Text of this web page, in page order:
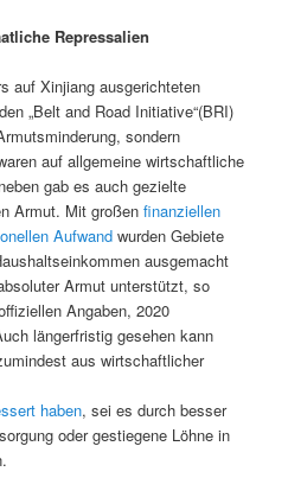
Repressalien
auf Xinjiang ausgerichteten
„Belt and Road Initiative“(BRI)
sondern
auf allgemeine wirtschaftliche
gab es auch gezielte
Armut. Mit großenfinanziellen
Aufwand wurden Gebiete
ausgemacht
Armut unterstützt, so
Angaben, 2020
längerfristig gesehen kann
aus wirtschaftlicher
haben, sei es durch besser
oder gestiegene Löhne in